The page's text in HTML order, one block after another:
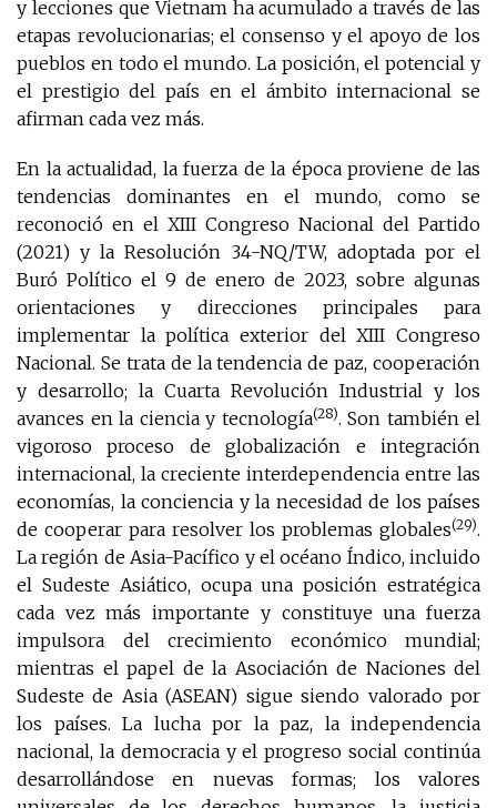
y lecciones que Vietnam ha acumulado a través de las
etapas revolucionarias; el consenso y el apoyo de los
pueblos en todo el mundo. La posición, el potencial y
el prestigio del país en el ámbito internacional se
afirman cada vez más.
En la actualidad, la fuerza de la época proviene de las
tendencias dominantes en el mundo, como se
reconoció en el XIII Congreso Nacional del Partido
(2021) y la Resolución 34-NQ/TW, adoptada por el
Buró Político el 9 de enero de 2023, sobre algunas
orientaciones y direcciones principales para
implementar la política exterior del XIII Congreso
Nacional. Se trata de la tendencia de paz, cooperación
y desarrollo; la Cuarta Revolución Industrial y los
avances en la ciencia y tecnología(28). Son también el
vigoroso proceso de globalización e integración
internacional, la creciente interdependencia entre las
economías, la conciencia y la necesidad de los países
de cooperar para resolver los problemas globales(29).
La región de Asia-Pacífico y el océano Índico, incluido
el Sudeste Asiático, ocupa una posición estratégica
cada vez más importante y constituye una fuerza
impulsora del crecimiento económico mundial;
mientras el papel de la Asociación de Naciones del
Sudeste de Asia (ASEAN) sigue siendo valorado por
los países. La lucha por la paz, la independencia
nacional, la democracia y el progreso social continúa
desarrollándose en nuevas formas; los valores